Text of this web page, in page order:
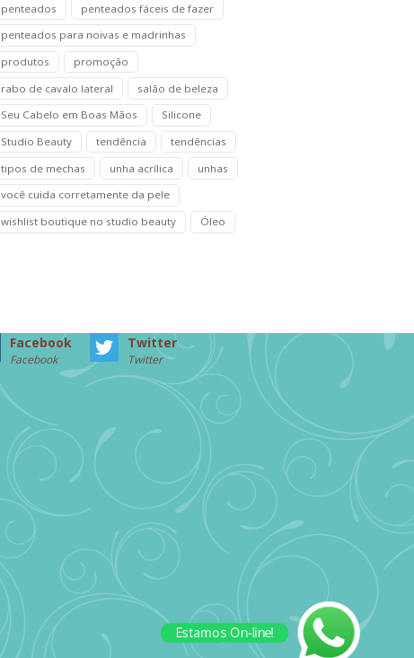
penteados
penteados fáceis de fazer
penteados para noivas e madrinhas
produtos
promoção
rabo de cavalo lateral
salão de beleza
Seu Cabelo em Boas Mãos
Silicone
Studio Beauty
tendência
tendências
tipos de mechas
unha acrílica
unhas
você cuida corretamente da pele
wishlist boutique no studio beauty
Óleo
Facebook
Facebook
Twitter
Twitter
Estamos On-line!